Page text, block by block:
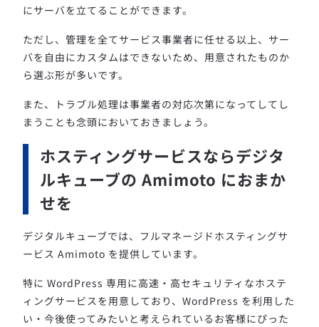
にサーバを立てることができます。
ただし、管理を全てサービス事業者に任せる以上、サー
バを自由にカスタムはできないため、用意されたものか
ら選ぶ形が多いです。
また、トラブル処理は事業者の対応次第になってしてし
まうことも念頭においておきましょう。
ホスティングサービスならデジタ
ルキューブの Amimoto におまか
せを
デジタルキューブでは、フルマネージドホスティングサ
ービス Amimoto を提供しています。
特に WordPress 専用に高速・高セキュリティなホステ
ィングサービスを用意しており、WordPress を利用した
い・今後使ってみたいと考えられているお客様にぴった